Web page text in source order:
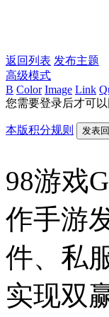
返回列表 发布主题
高级模式
B Color Image Link
您需要登录后才可
本版积分规则 发表
98游戏
作手游
件、私
实现双